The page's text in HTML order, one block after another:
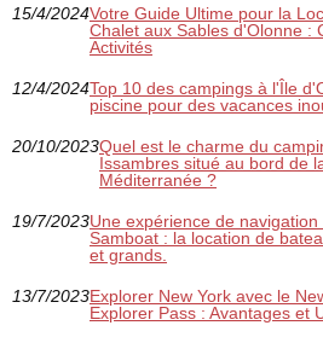
15/4/2024Votre Guide Ultime pour la
Chalet aux Sables d'Olonne :
Activités
12/4/2024Top 10 des campings à l'Île
piscine pour des vacances
20/10/2023Quel est le charme du
Issambres situé au bord de
Méditerranée ?
19/7/2023Une expérience de
Samboat : la location de
et grands.
13/7/2023Explorer New York avec le
Explorer Pass : Avantages et